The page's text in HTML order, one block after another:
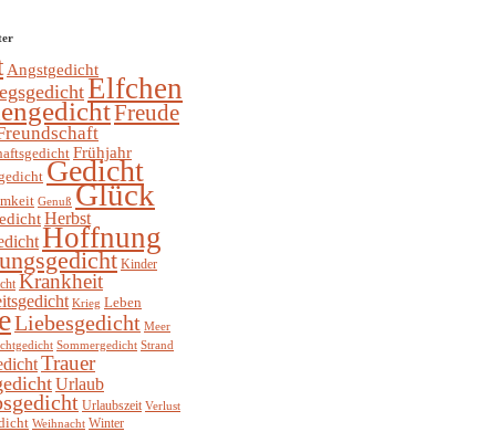
Angstgedicht
Elfchen
Freude
Frühjahr
Gedicht
Genuß Glück
Herbst
Hoffnung
Kinder
Krankheit
Krieg Leben
Liebesgedicht Meer
Sommergedicht Strand
Trauer
Urlaub
Urlaubszeit Verlust
Weihnacht Winter